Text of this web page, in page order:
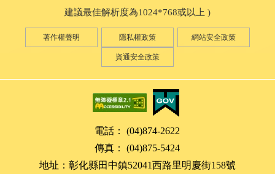
建議最佳解析度為1024*768或以上 )
著作權聲明 隱私權政策 網站安全政策
資通安全政策
電話： (04)874-2622
傳真： (04)875-5424
地址：彰化縣田中鎮52041西路里明慶街158號